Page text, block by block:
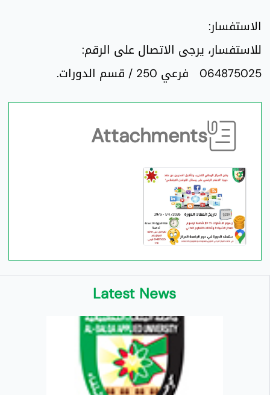
الاستفسار:
للاستفسار، يرجى الاتصال على الرقم:
064875025 فرعي 250 / قسم الدورات.
Attachments
Latest News